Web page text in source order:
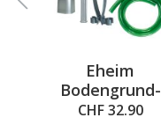
Eheim
Bodengrund-
Reinigungsset
CHF 32.90